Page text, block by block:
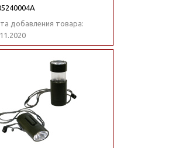
добавления товара: